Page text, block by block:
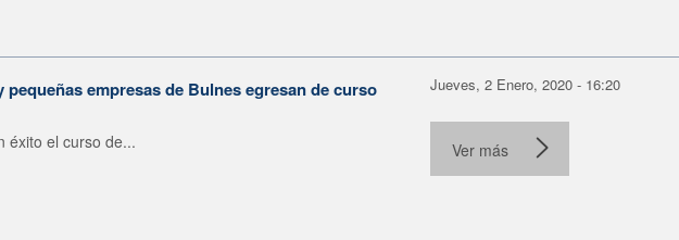
empresas de Bulnes egresan de curso
éxito el curso de...
Jueves, 2 Enero, 2020 - 16:20
Ver más